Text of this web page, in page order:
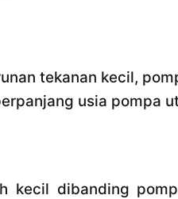
tekanan kecil,
usia pompa
kecil dibanding